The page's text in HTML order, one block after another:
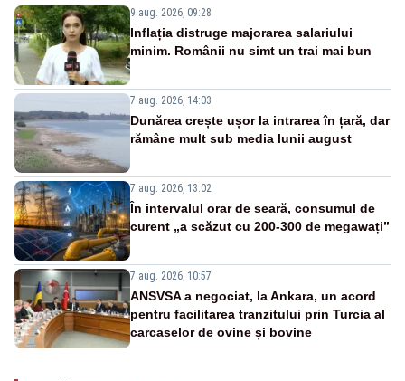
9 aug. 2026, 09:28
Inflația distruge majorarea salariului
minim. Românii nu simt un trai mai bun
7 aug. 2026, 14:03
Dunărea crește ușor la intrarea în țară, dar
rămâne mult sub media lunii august
7 aug. 2026, 13:02
În intervalul orar de seară, consumul de
curent „a scăzut cu 200-300 de megawați”
7 aug. 2026, 10:57
ANSVSA a negociat, la Ankara, un acord
pentru facilitarea tranzitului prin Turcia al
carcaselor de ovine și bovine